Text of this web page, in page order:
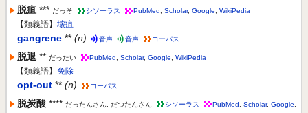
脱疽 *** だっそ シソーラス PubMed Scholar, Google WikiPedia
【類義語】 壊疽
gangrene ** (n) 音声 音声 コーパス
脱退 ** だったい PubMed Scholar, Google WikiPedia
【類義語】 免除
opt-out ** (n) コーパス
脱炭酸 **** だったんさん, だつたんさん シソーラス PubMed Scholar, Google